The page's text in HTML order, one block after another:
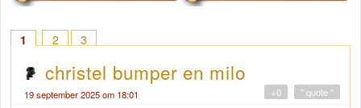
1 2 3
christel bumper en milo
19 september 2025 om 18:01 " quote "
+0